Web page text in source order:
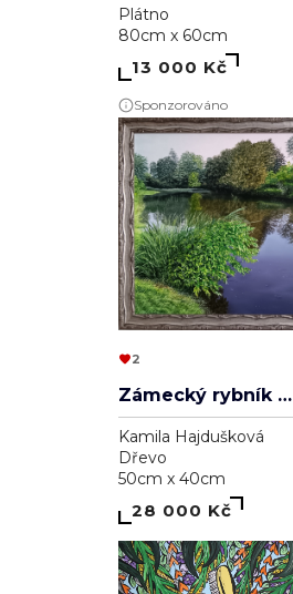
Plátno
80cm x 60cm
13 000 Kč
Sponzorováno
2
Zámecký rybník v Lednici
Kamila Hajdušková
Dřevo
50cm x 40cm
28 000 Kč